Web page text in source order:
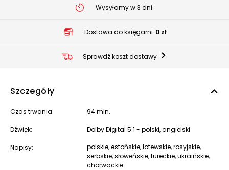
Wysyłamy w 3 dni
Dostawa do księgarni 0 zł
Sprawdź koszt dostawy
Szczegóły
Czas trwania: 94 min.
Dźwięk: Dolby Digital 5.1 - polski, angielski
Napisy:
polskie, estońskie, łotewskie, rosyjskie,
serbskie, słoweńskie, tureckie, ukraińskie,
chorwackie